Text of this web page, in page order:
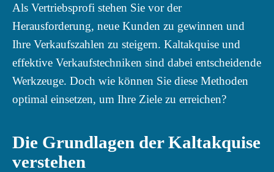
Als Vertriebsprofi stehen Sie vor der
Herausforderung, neue Kunden zu gewinnen und
Ihre Verkaufszahlen zu steigern. Kaltakquise und
effektive Verkaufstechniken sind dabei entscheidende
Werkzeuge. Doch wie können Sie diese Methoden
optimal einsetzen, um Ihre Ziele zu erreichen?
Die Grundlagen der Kaltakquise
verstehen